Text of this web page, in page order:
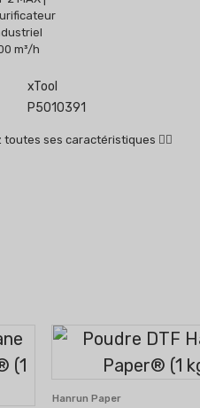
xTool
P5010391
toutes ses caractéristiques 👇🏻
Hanrun Paper